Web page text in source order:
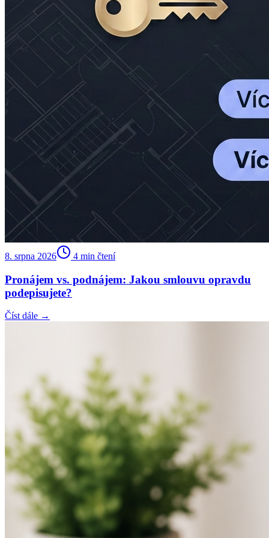
8. srpna 2026 4 min čtení
Pronájem vs. podnájem: Jakou smlouvu opravdu
podepisujete?
Číst dále →